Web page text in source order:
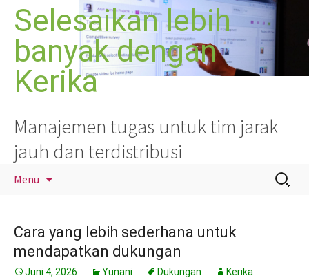
Langsung
Selesaikan lebih
banyak dengan
Kerika
Manajemen tugas untuk tim jarak
jauh dan terdistribusi
Menu
Cari
untuk:
Cara yang lebih sederhana untuk
mendapatkan dukungan
Juni 4, 2026 Yunani Dukungan Kerika